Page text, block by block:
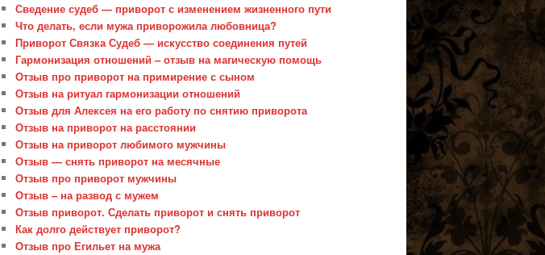
Сведение судеб — приворот с изменением жизненного пути
Что делать, если мужа приворожила любовница?
Приворот Связка Судеб — искусство соединения путей
Гармонизация отношений – отзыв на магическую помощь
Отзыв про приворот на примирение с сыном
Отзыв на ритуал гармонизации отношений
Отзыв для Алексея на его работу по снятию приворота
Отзыв на приворот на расстоянии
Отзыв на приворот любимого мужчины
Отзыв — снять приворот на месячные
Отзыв про приворот мужчины
Отзыв – на развод с мужем
Отзыв приворот. Сделать приворот и снять приворот
Как долго действует приворот?
Отзыв про Егильет на мужа